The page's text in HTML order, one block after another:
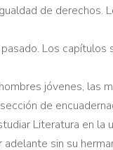
de derechos.
Los
jóvenes, las
de
Literatura en
sin su